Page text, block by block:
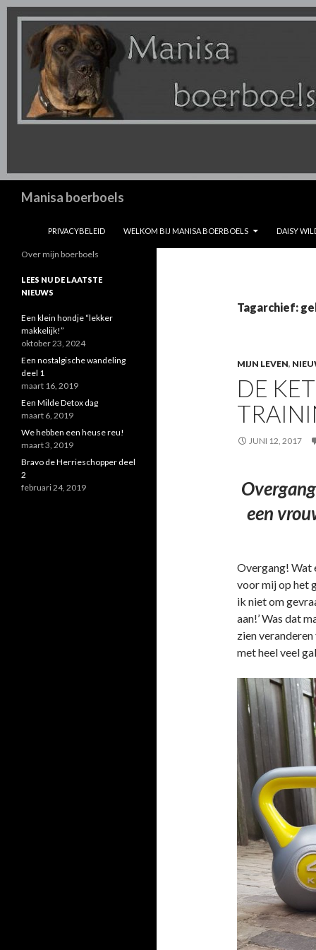
Manisa boerboels
PRIVACYBELEID
WELKOM BIJ MANISA BOERBOELS DAISY
Tagarchief:
MIJN LEVEN,
DE
JUNI 12, 2017
een
Overgang! Wat
voor mij op het
ik niet om
aan!’ Was dat
zien
met heel veel
Over mijn boerboels
LEES NU DE LAATSTE
NIEUWS
Een klein hondje “lekker
makkelijk!”
oktober 23, 2024
Een nostalgische wandeling
deel 1
maart 16, 2019
Een Milde Detox dag
maart 6, 2019
We hebben een heuse reu!
maart 3, 2019
Bravo de Herrieschopper deel
2
februari 24, 2019